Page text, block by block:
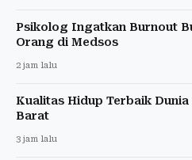
Psikolog Ingatkan Burnout
Orang di Medsos
2 jam lalu
Kualitas Hidup Terbaik
Barat
3 jam lalu